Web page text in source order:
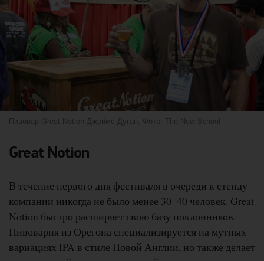
Пивовар Great Notion Джеймс Дуган. Фото: The New School
Great Notion
В течение первого дня фестиваля в очереди к стенду
компании никогда не было менее 30–40 человек. Great
Notion быстро расширяет свою базу поклонников.
Пивоварня из Орегона специализируется на мутных
вариациях IPA в стиле Новой Англии, но также делает